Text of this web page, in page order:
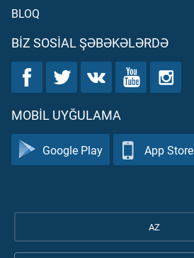
BLOQ
BIZ SOSIAL ŞƏBƏKƏLƏRDƏ
MOBIL UYĞULAMA
Google Play App Store
AZ